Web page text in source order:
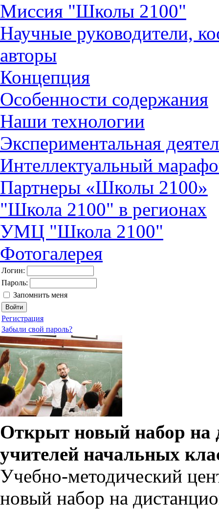
Миссия "Школы 2100"
Научные руководители,
авторы
Концепция
Особенности содержания
Наши технологии
Экспериментальная
Интеллектуальный
Партнеры «Школы 2100»
"Школа 2100" в регионах
УМЦ "Школа 2100"
Фотогалерея
Логин:
Пароль:
Запомнить меня
Регистрация
Забыли свой пароль?
Открыт новый набор на
учителей начальных
Учебно-методический
новый набор на